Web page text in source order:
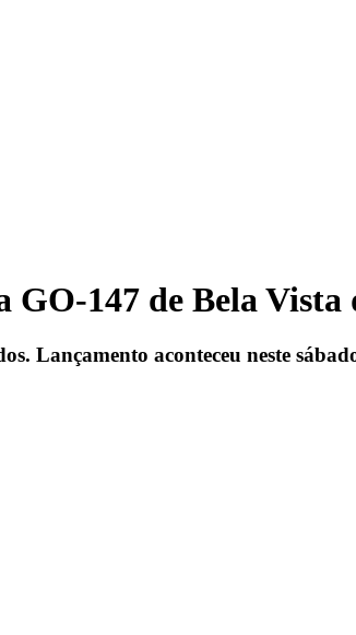
GO-147 de Bela Vista
Lançamento aconteceu neste